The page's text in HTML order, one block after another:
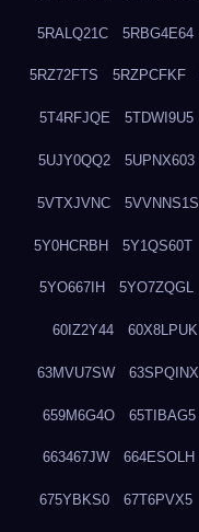
5RALQ21C 5RBG4E64
5RZ72FTS 5RZPCFKF
5T4RFJQE 5TDWI9U5
5UJY0QQ2 5UPNX603
5VTXJVNC 5VVNNS1S
5Y0HCRBH 5Y1QS60T
5YO667IH 5YO7ZQGL
60IZ2Y44 60X8LPUK
63MVU7SW 63SPQINX
659M6G4O 65TIBAG5
663467JW 664ESOLH
675YBKS0 67T6PVX5